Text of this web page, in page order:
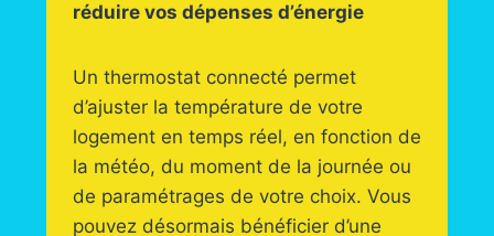
réduire vos dépenses d’énergie
Un thermostat connecté permet
d’ajuster la température de votre
logement en temps réel, en fonction de
la météo, du moment de la journée ou
de paramétrages de votre choix. Vous
pouvez désormais bénéficier d’une